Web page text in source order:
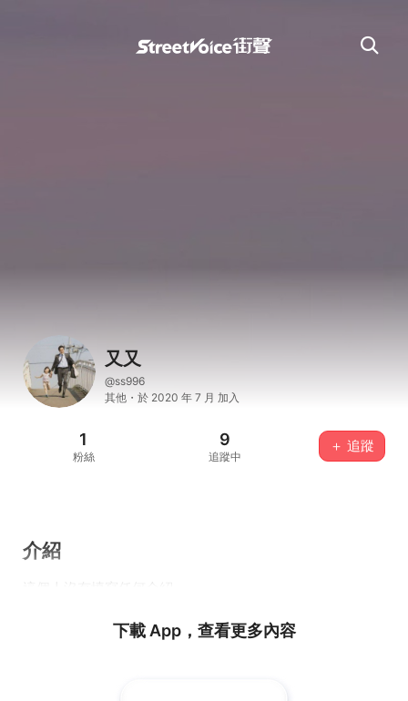
又又
@ss996
其他・於 2020 年 7 月 加入
1
粉絲
9
追蹤中
＋ 追蹤
介紹
下載 App，查看更多內容